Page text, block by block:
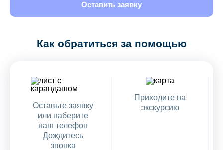
Оставить заявку
Как обратиться за помощью
Оставьте заявку
или наберите
наш телефон
Дождитесь
звонка
Приходите на
экскурсию